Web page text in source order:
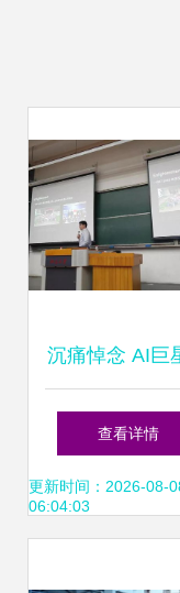
沉痛悼念 AI巨
落，旷视科技
科学家孙剑博
查看详情
更新时间：2026-08-
06:04:03